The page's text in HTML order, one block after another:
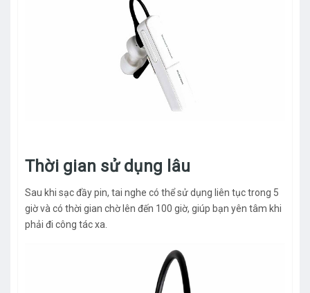
Thời gian sử dụng lâu
Sau khi sạc đầy pin, tai nghe có thể sử dụng liên tục trong 5
giờ và có thời gian chờ lên đến 100 giờ, giúp bạn yên tâm khi
phải đi công tác xa.